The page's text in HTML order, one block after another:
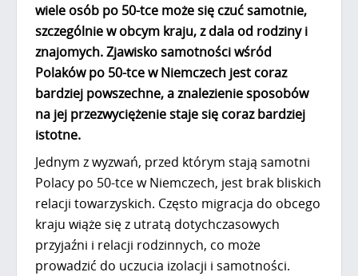
wiele osób po 50-tce może się czuć samotnie,
szczególnie w obcym kraju, z dala od rodziny i
znajomych. Zjawisko samotności wśród
Polaków po 50-tce w Niemczech jest coraz
bardziej powszechne, a znalezienie sposobów
na jej przezwyciężenie staje się coraz bardziej
istotne.
Jednym z wyzwań, przed którym stają samotni
Polacy po 50-tce w Niemczech, jest brak bliskich
relacji towarzyskich. Często migracja do obcego
kraju wiąże się z utratą dotychczasowych
przyjaźni i relacji rodzinnych, co może
prowadzić do uczucia izolacji i samotności.